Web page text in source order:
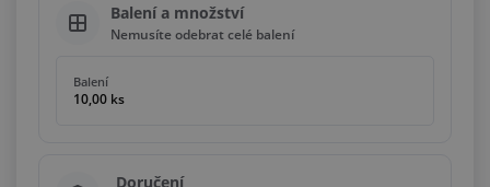
Balení a množství
Nemusíte odebrat celé balení
Balení
10,00 ks
Doručení